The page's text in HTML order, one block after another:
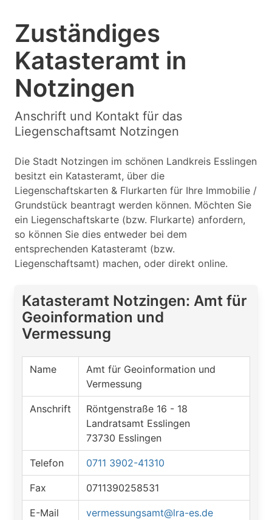
Zuständiges
Katasteramt in
Notzingen
Anschrift und Kontakt für das
Liegenschaftsamt Notzingen
Die Stadt Notzingen im schönen Landkreis Esslingen
besitzt ein Katasteramt, über die
Liegenschaftskarten & Flurkarten für Ihre Immobilie /
Grundstück beantragt werden können. Möchten Sie
ein Liegenschaftskarte (bzw. Flurkarte) anfordern,
so können Sie dies entweder bei dem
entsprechenden Katasteramt (bzw.
Liegenschaftsamt) machen, oder direkt online.
Katasteramt Notzingen: Amt für
Geoinformation und
Vermessung
Name
Amt für Geoinformation und
Vermessung
Anschrift
Röntgenstraße 16 - 18
Landratsamt Esslingen
73730 Esslingen
Telefon 0711 3902-41310
Fax 0711390258531
E-Mail vermessungsamt@lra-es.de